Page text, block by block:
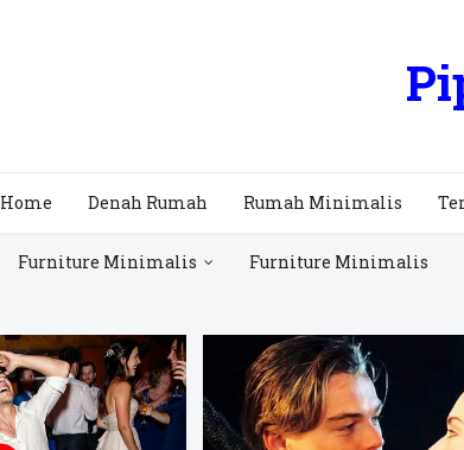
Home Denah Rumah Rumah Minimalis
Furniture Minimalis Furniture Minimalis